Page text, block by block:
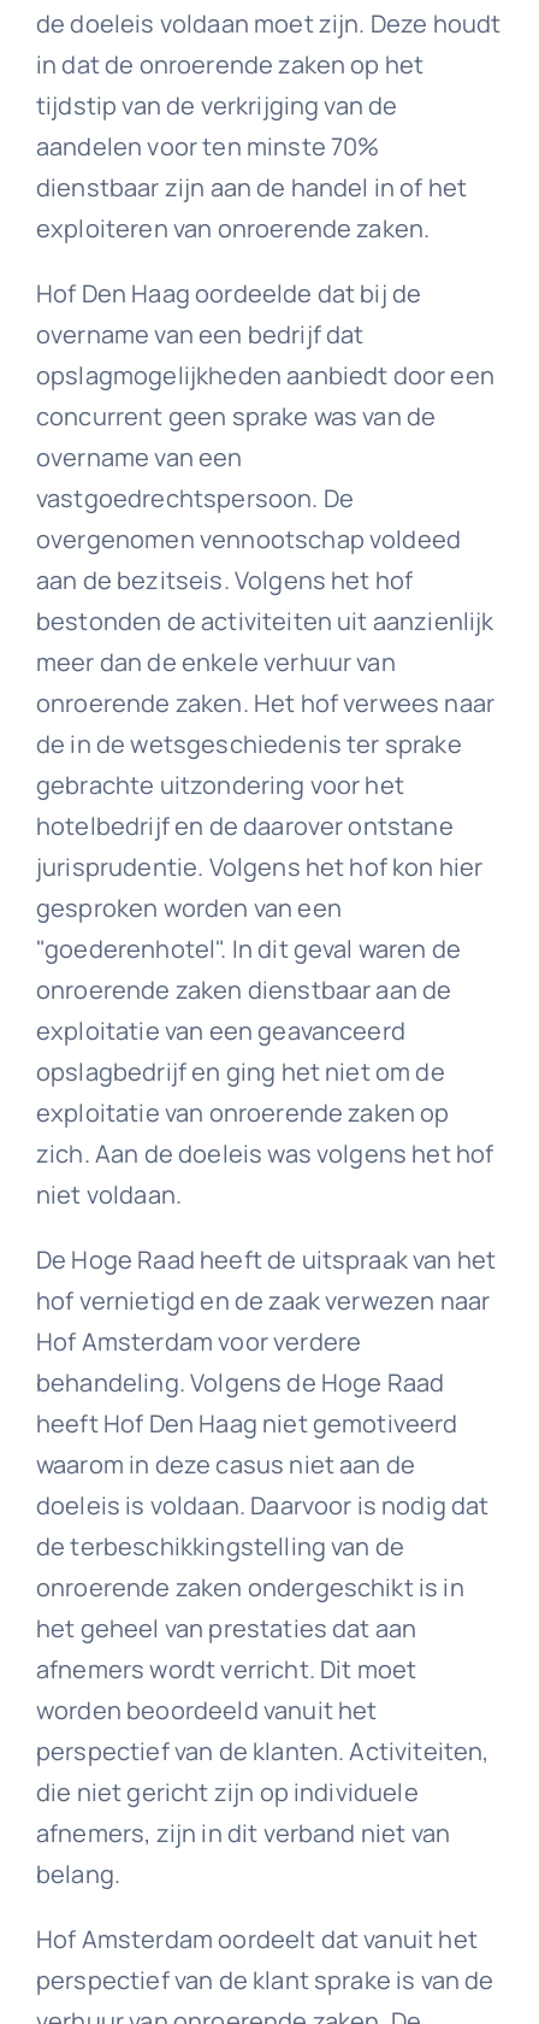
de doeleis voldaan moet zijn. Deze houdt
in dat de onroerende zaken op het
tijdstip van de verkrijging van de
aandelen voor ten minste 70%
dienstbaar zijn aan de handel in of het
exploiteren van onroerende zaken.
Hof Den Haag oordeelde dat bij de
overname van een bedrijf dat
opslagmogelijkheden aanbiedt door een
concurrent geen sprake was van de
overname van een
vastgoedrechtspersoon. De
overgenomen vennootschap voldeed
aan de bezitseis. Volgens het hof
bestonden de activiteiten uit aanzienlijk
meer dan de enkele verhuur van
onroerende zaken. Het hof verwees naar
de in de wetsgeschiedenis ter sprake
gebrachte uitzondering voor het
hotelbedrijf en de daarover ontstane
jurisprudentie. Volgens het hof kon hier
gesproken worden van een
"goederenhotel". In dit geval waren de
onroerende zaken dienstbaar aan de
exploitatie van een geavanceerd
opslagbedrijf en ging het niet om de
exploitatie van onroerende zaken op
zich. Aan de doeleis was volgens het hof
niet voldaan.
De Hoge Raad heeft de uitspraak van het
hof vernietigd en de zaak verwezen naar
Hof Amsterdam voor verdere
behandeling. Volgens de Hoge Raad
heeft Hof Den Haag niet gemotiveerd
waarom in deze casus niet aan de
doeleis is voldaan. Daarvoor is nodig dat
de terbeschikkingstelling van de
onroerende zaken ondergeschikt is in
het geheel van prestaties dat aan
afnemers wordt verricht. Dit moet
worden beoordeeld vanuit het
perspectief van de klanten. Activiteiten,
die niet gericht zijn op individuele
afnemers, zijn in dit verband niet van
belang.
Hof Amsterdam oordeelt dat vanuit het
perspectief van de klant sprake is van de